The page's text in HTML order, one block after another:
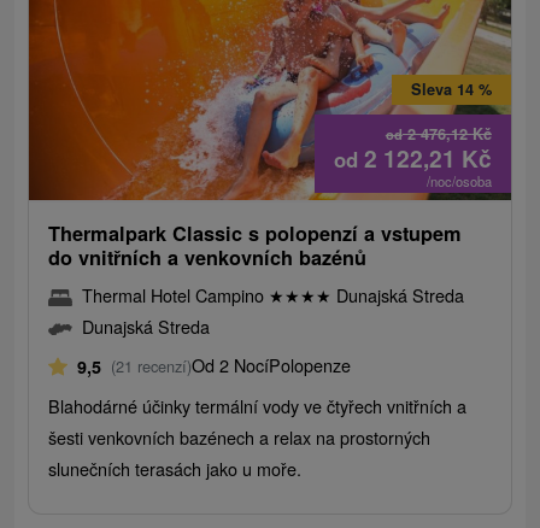
od2 476,12Kč
Sleva 14 %
od 2 122,21 Kč
/noc/osoba
Thermalpark Classic s polopenzí a vstupem
do vnitřních a venkovních bazénů
Thermal Hotel Campino ★★★★ Dunajská Streda
Dunajská Streda
9,5 (21 recenzí)Od 2 NocíPolopenze
Blahodárné účinky termální vody ve čtyřech vnitřních a
šesti venkovních bazénech a relax na prostorných
slunečních terasách jako u moře.